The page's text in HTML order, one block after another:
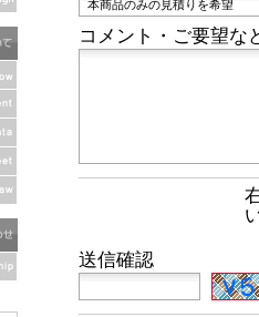
コメント・ご要望な
送信確認